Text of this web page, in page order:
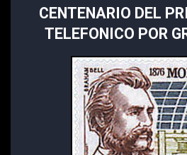
CENTENARIO DEL
TELEFONICO POR